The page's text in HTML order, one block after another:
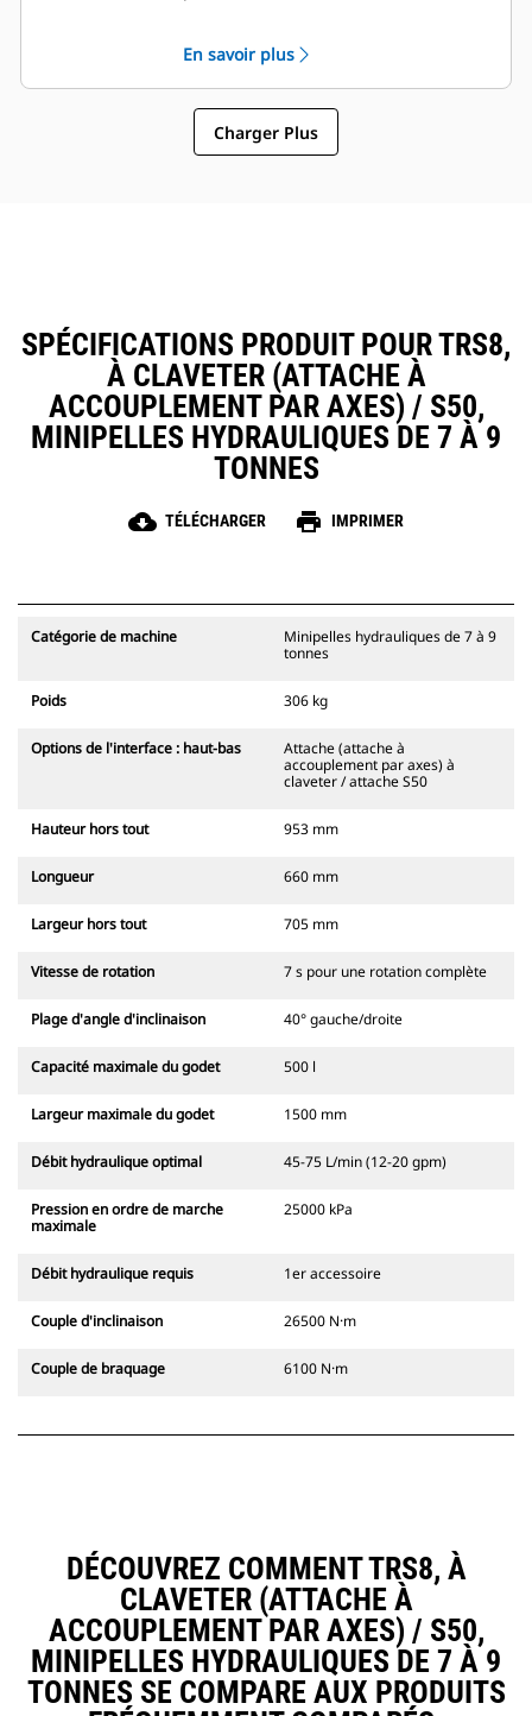
hydraulique.
En savoir plus
Charger Plus
SPÉCIFICATIONS PRODUIT POUR TRS8,
À CLAVETER (ATTACHE À
ACCOUPLEMENT PAR AXES) / S50,
MINIPELLES HYDRAULIQUES DE 7 À 9
TONNES
cloud_download TÉLÉCHARGER print IMPRIMER
Catégorie de machine
Minipelles hydrauliques de 7 à 9
tonnes
Poids 306 kg
Options de l'interface : haut-bas
Attache (attache à
accouplement par axes) à
claveter / attache S50
Hauteur hors tout 953 mm
Longueur 660 mm
Largeur hors tout 705 mm
Vitesse de rotation 7 s pour une rotation complète
Plage d'angle d'inclinaison 40° gauche/droite
Capacité maximale du godet 500 l
Largeur maximale du godet 1500 mm
Débit hydraulique optimal 45-75 L/min (12-20 gpm)
Pression en ordre de marche
maximale
25000 kPa
Débit hydraulique requis 1er accessoire
Couple d'inclinaison 26500 N·m
Couple de braquage 6100 N·m
DÉCOUVREZ COMMENT TRS8, À
CLAVETER (ATTACHE À
ACCOUPLEMENT PAR AXES) / S50,
MINIPELLES HYDRAULIQUES DE 7 À 9
TONNES SE COMPARE AUX PRODUITS